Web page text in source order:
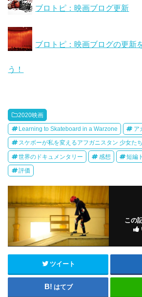
ブロトピ：映画ブログ更新
ブロトピ：映画ブログの更新
う！
2020映画
Learning to Skateboard in a Warzone ア
スケボーが私を変えるアフガニスタン 少女た
世界のドキュメンタリー 感想 短編
評価
この
ツイート
はてブ